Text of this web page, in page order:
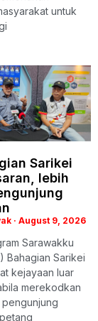
untuk
Sarikei
lebih
August 9, 2026
Sarawakku
Bahagian Sarikei
kejayaan luar
merekodkan